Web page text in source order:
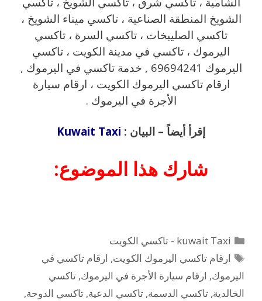
الشويخ المنطقة الصناعية ، تاكسي ميناء الشويخ ،
تاكسي الصليبخات ، تاكسي السرة ، تاكسي
اليرموك ، تاكسي في مدينة الكويت ، تاكسي
اليرموك 69694241 , خدمة تاكسي في اليرموك ,
ارقام تاكسي اليرموك الكويت ، ارقام سيارة
الأجرة في اليرموك .
إقرأ أيضاً – البيان : Kuwait Taxi
شارك هذا الموضوع:
التصنيفات
kuwait Taxi - تاكسي الكويت
الوسوم
ارقام تاكسي اليرموك الكويت, ارقام تاكسي في
اليرموك, ارقام سيارة الأجرة في اليرموك, تاكسي
الخالدية, تاكسي الدسمة, تاكسي الدعية, تاكسي الدوحة,